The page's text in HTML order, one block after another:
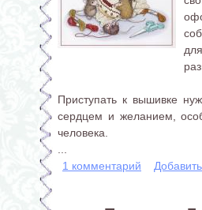
Приступать к вышивке
сердцем и желанием,
человека.
1 комментарий